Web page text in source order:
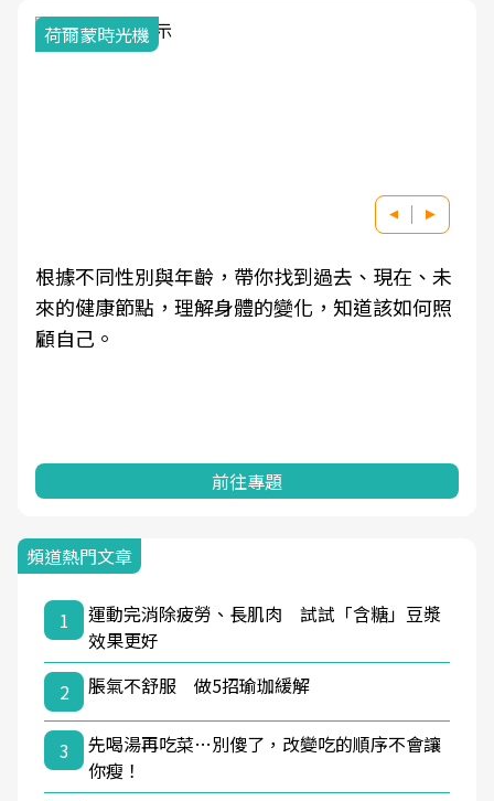
荷爾蒙時光機
根據不同性別與年齡，帶你找到過去、現在、未
來的健康節點，理解身體的變化，知道該如何照
顧自己。
前往專題
頻道熱門文章
1
運動完消除疲勞、長肌肉 試試「含糖」豆漿
效果更好
2
脹氣不舒服 做5招瑜珈緩解
3
先喝湯再吃菜…別傻了，改變吃的順序不會讓
你瘦！